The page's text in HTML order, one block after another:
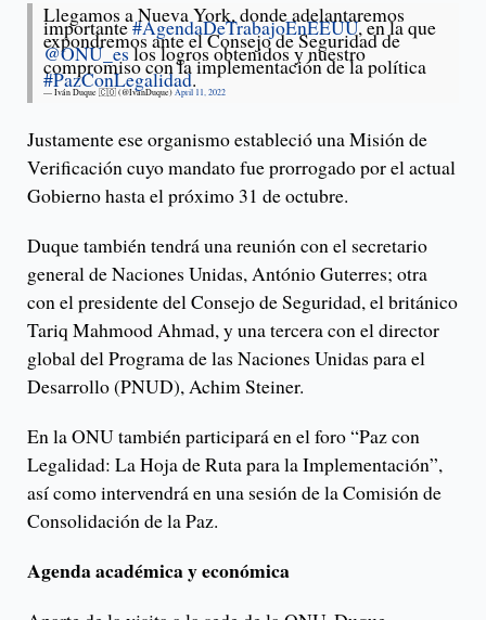
Llegamos a Nueva York, donde adelantaremos
importante#AgendaDeTrabajoEnEEUU, en la que
expondremos ante el Consejo de Seguridad de
@ONU_eslos logros obtenidos y nuestro
compromiso con la implementación de la política
#PazConLegalidad.
— Iván Duque 🇨🇴 (@IvanDuque) April 11, 2022
Justamente ese organismo estableció una Misión de
Verificación cuyo mandato fue prorrogado por el actual
Gobierno hasta el próximo 31 de octubre.
Duque también tendrá una reunión con el secretario
general de Naciones Unidas, António Guterres; otra
con el presidente del Consejo de Seguridad, el británico
Tariq Mahmood Ahmad, y una tercera con el director
global del Programa de las Naciones Unidas para el
Desarrollo (PNUD), Achim Steiner.
En la ONU también participará en el foro “Paz con
Legalidad: La Hoja de Ruta para la Implementación”,
así como intervendrá en una sesión de la Comisión de
Consolidación de la Paz.
Agenda académica y económica